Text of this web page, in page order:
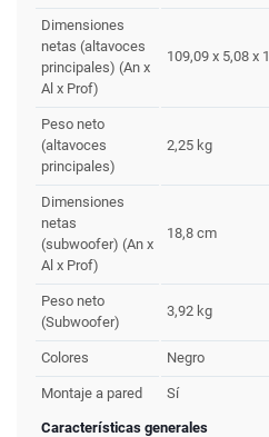
Dimensiones
netas (altavoces
principales) (An x
Al x Prof)
109,09 x 5,08 x
Peso neto
(altavoces
principales)
2,25 kg
Dimensiones
netas
(subwoofer) (An x
Al x Prof)
18,8 cm
Peso neto
(Subwoofer)
3,92 kg
Colores Negro
Montaje a pared Sí
Características generales